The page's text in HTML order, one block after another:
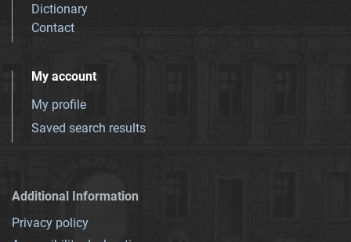
Dictionary
Contact
My account
My profile
Saved search results
Additional Information
Privacy policy